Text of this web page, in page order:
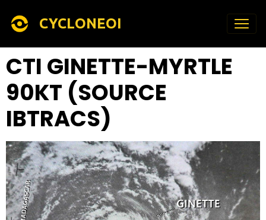
CYCLONEOI
CTI GINETTE-MYRTLE
90KT (SOURCE
IBTRACS)